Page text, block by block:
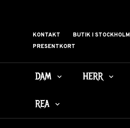
KONTAKT BUTIK I STOCKHOLM
PRESENTKORT
DAM HERR
REA